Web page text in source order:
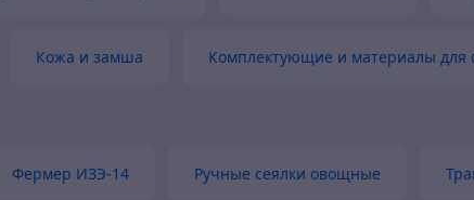
Кожа и замша Комплектующие и материалы для
Фермер ИЗЭ-14 Ручные сеялки овощные